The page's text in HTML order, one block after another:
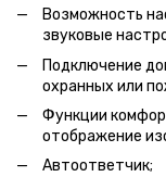
Возможность
звуковые
Подключение
охранных или
Функции
отображение
Автоответчик;